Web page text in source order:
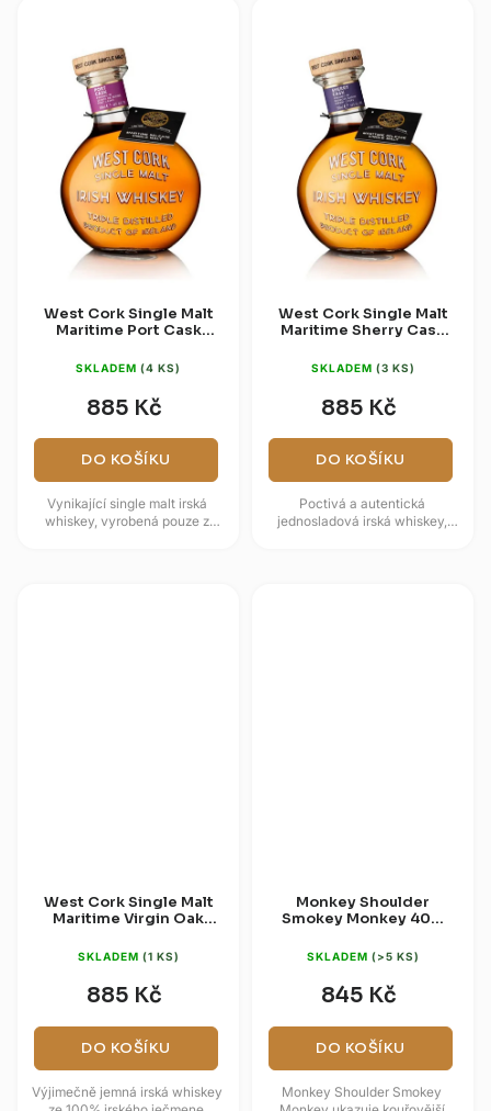
West Cork Single Malt
Maritime Port Cask
SKLADEM (4 KS)
885 Kč
DO KOŠÍKU
Vynikající single malt irská
whiskey, vyrobená pouze z
West Cork Single Malt
Maritime Sherry Cask
SKLADEM (3 KS)
885 Kč
DO KOŠÍKU
Poctivá a autentická
jednosladová irská whiskey,
West Cork Single Malt
Maritime Virgin Oak
SKLADEM (1 KS)
885 Kč
DO KOŠÍKU
Výjimečně jemná irská whiskey
Monkey Shoulder
Smokey Monkey 40%
SKLADEM (>5 KS)
845 Kč
DO KOŠÍKU
Monkey Shoulder Smokey